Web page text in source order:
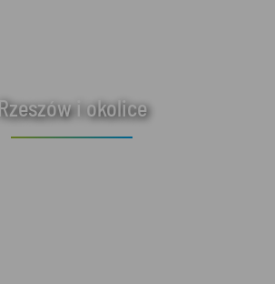
Rzeszów i okolice